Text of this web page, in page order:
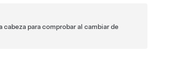
para comprobar al cambiar de